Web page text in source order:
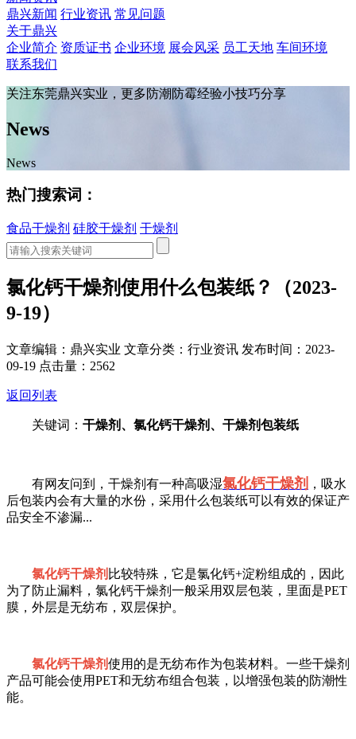
鼎兴新闻 行业资讯 常见问题
关于鼎兴
企业简介 资质证书 企业环境 展会风采 员工天地 车间环境
联系我们
关注东莞鼎兴实业，更多防潮防霉经验小技巧分享
News
News
热门搜索词：
食品干燥剂 硅胶干燥剂 干燥剂
氯化钙干燥剂使用什么包装纸？（2023-
9-19）
文章编辑：鼎兴实业 文章分类：行业资讯 发布时间：2023-
09-19 点击量：2562
返回列表
关键词： 干燥剂、氯化钙干燥剂、干燥剂包装纸
有网友问到，干燥剂有一种高吸湿氯化钙干燥剂 ，吸水
后包装内会有大量的水份，采用什么包装纸可以有效的保证产
品安全不渗漏...
氯化钙干燥剂 比较特殊，它是氯化钙+淀粉组成的，因此
为了防止漏料，氯化钙干燥剂一般采用双层包装，里面是PET
膜，外层是无纺布，双层保护。
氯化钙干燥剂使用的是无纺布作为包装材料。一些干燥剂
产品可能会使用PET和无纺布组合包装，以增强包装的防潮性
能。